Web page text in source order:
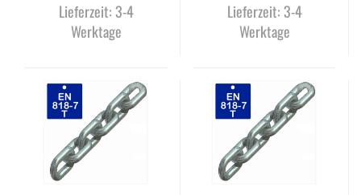
Lieferzeit:3-4
Werktage
Lieferzeit:3-4
Werktage